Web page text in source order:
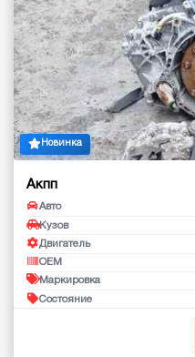
Новинка
Акпп
Авто
Кузов
Двигатель
OEM
Маркировка
Состояние